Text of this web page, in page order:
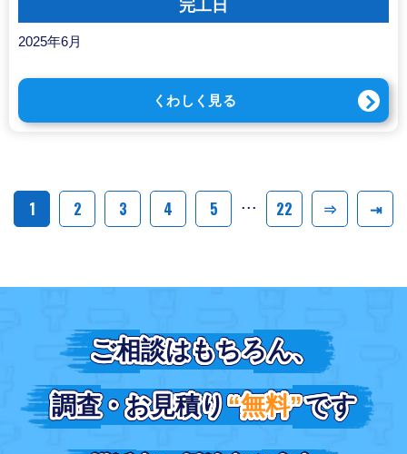
完工日
2025年6月
くわしく見る
1 2 3 4 5 ... 22 ⇒ ⇥
ご相談はもちろん、
調査・お見積り“無料”です
ご相談はもちろん、
調査・お見積り“無料”です